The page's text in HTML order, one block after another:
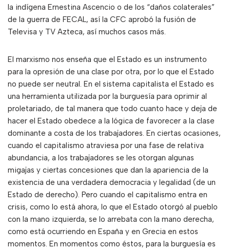
la indígena Ernestina Ascencio o de los “daños colaterales”
de la guerra de FECAL, así la CFC aprobó la fusión de
Televisa y TV Azteca, así muchos casos más.
El marxismo nos enseña que el Estado es un instrumento
para la opresión de una clase por otra, por lo que el Estado
no puede ser neutral. En el sistema capitalista el Estado es
una herramienta utilizada por la burguesía para oprimir al
proletariado, de tal manera que todo cuanto hace y deja de
hacer el Estado obedece a la lógica de favorecer a la clase
dominante a costa de los trabajadores. En ciertas ocasiones,
cuando el capitalismo atraviesa por una fase de relativa
abundancia, a los trabajadores se les otorgan algunas
migajas y ciertas concesiones que dan la apariencia de la
existencia de una verdadera democracia y legalidad (de un
Estado de derecho). Pero cuando el capitalismo entra en
crisis, como lo está ahora, lo que el Estado otorgó al pueblo
con la mano izquierda, se lo arrebata con la mano derecha,
como está ocurriendo en España y en Grecia en estos
momentos. En momentos como éstos, para la burguesía es